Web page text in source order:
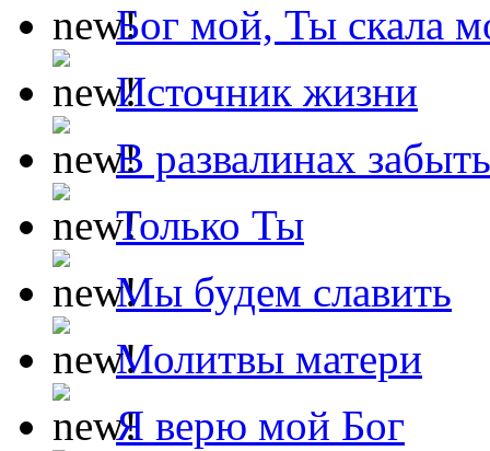
Бог мой, Ты скала
Источник жизни
В развалинах
Только Ты
Мы будем славить
Молитвы матери
Я верю мой Бог